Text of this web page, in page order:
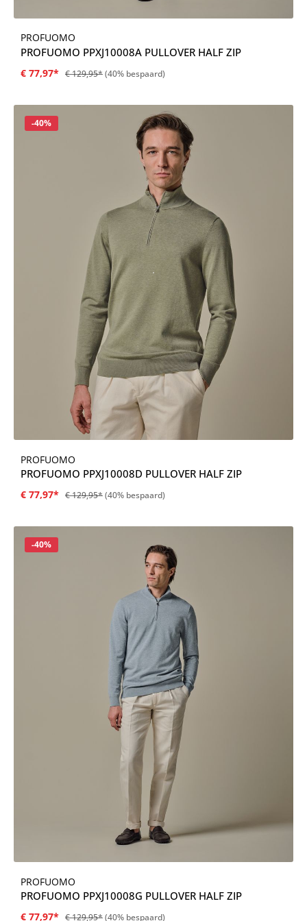
PROFUOMO
PROFUOMO PPXJ10008A PULLOVER HALF ZIP
€ 77,97* € 129,95*(40% bespaard)
Korting
-40%
PROFUOMO
PROFUOMO PPXJ10008D PULLOVER HALF ZIP
€ 77,97* € 129,95*(40% bespaard)
Korting
-40%
PROFUOMO
PROFUOMO PPXJ10008G PULLOVER HALF ZIP
€ 77,97* € 129,95*(40% bespaard)